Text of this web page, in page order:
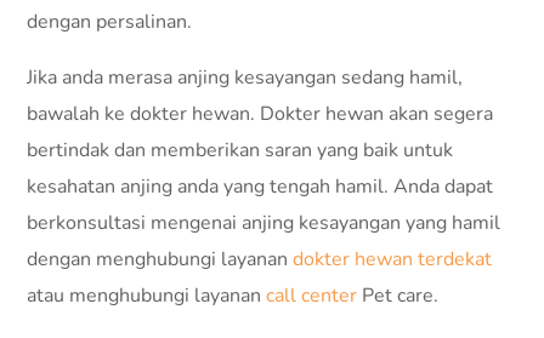
dengan persalinan.
Jika anda merasa anjing kesayangan sedang hamil,
bawalah ke dokter hewan. Dokter hewan akan segera
bertindak dan memberikan saran yang baik untuk
kesahatan anjing anda yang tengah hamil. Anda dapat
berkonsultasi mengenai anjing kesayangan yang hamil
dengan menghubungi layanandokter hewan terdekat
atau menghubungi layanancall center Pet care.